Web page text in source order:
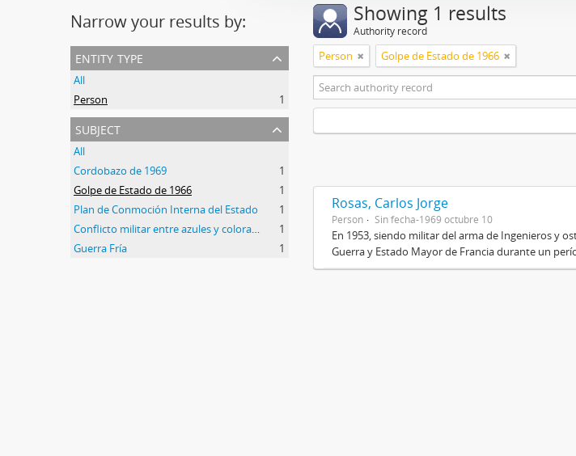
Narrow your results by:
entity type
All
Person
1
subject
All
Cordobazo de 1969
1
Golpe de Estado de 1966
1
Plan de Conmoción Interna del Estado
1
1
Guerra Fría
1
Showing 1 results
Authority record
Person Golpe de Estado de 1966
Rosas, Carlos Jorge
Person Sin fecha-1969 octubre 10
En 1953, siendo militar del arma de Ingenieros y
Guerra y Estado Mayor de Francia durante un